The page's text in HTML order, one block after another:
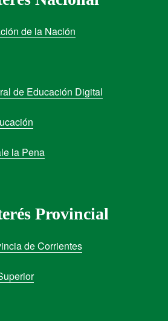
de la Nación
de Educación Digital
la Pena
Provincial
de Corrientes